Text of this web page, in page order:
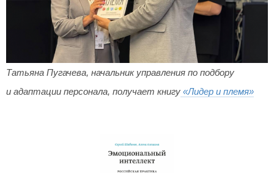
Татьяна Пугачева, начальник управления по подбору
и адаптации персонала, получает книгу «Лидер и племя»